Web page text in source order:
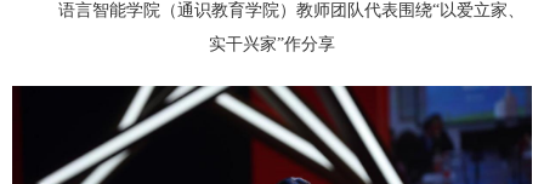
语言智能学院（通识教育学院）教师团队代表围绕“以爱立家、
实干兴家”作分享